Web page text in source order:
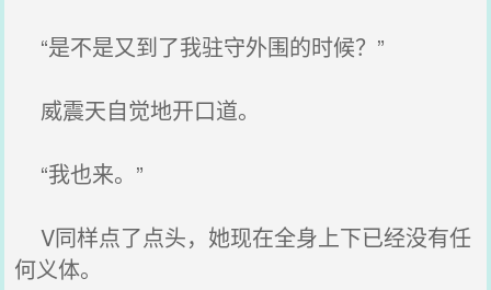
“是不是又到了我驻守外围的时候？”
威震天自觉地开口道。
“我也来。”
V同样点了点头，她现在全身上下已经没有任
何义体。